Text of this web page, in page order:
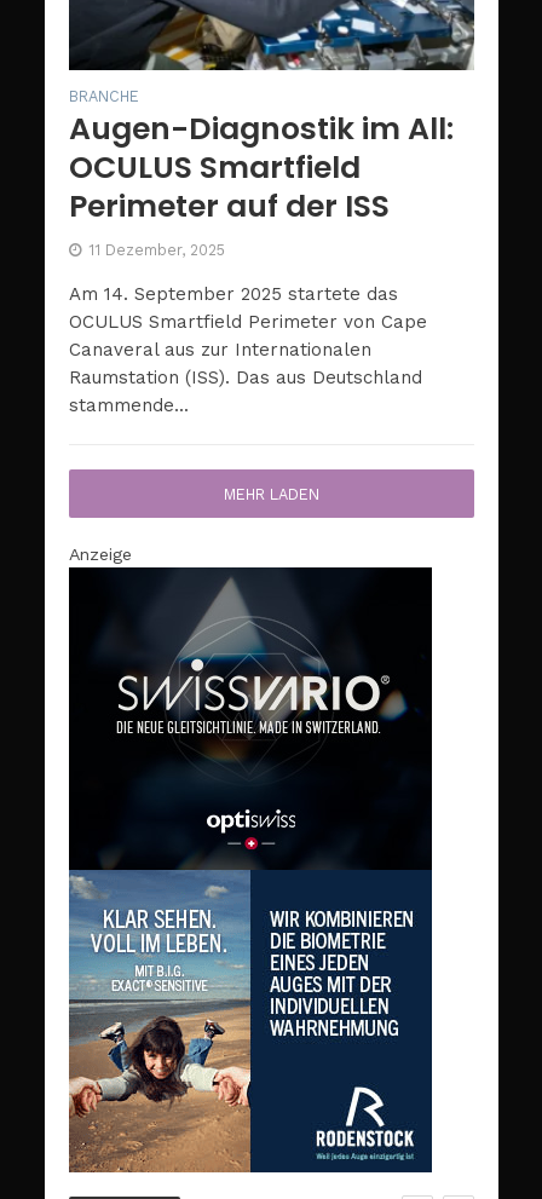
BRANCHE
Augen-Diagnostik im All:
OCULUS Smartfield
Perimeter auf der ISS
11 Dezember, 2025
Am 14. September 2025 startete das
OCULUS Smartfield Perimeter von Cape
Canaveral aus zur Internationalen
Raumstation (ISS). Das aus Deutschland
stammende...
MEHR LADEN
Anzeige